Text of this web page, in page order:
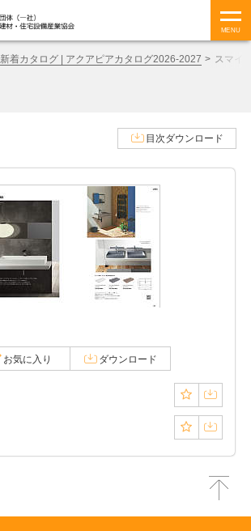
MENU
新着カタログ | アクアピアカタログ2026-2027 スマイ
目次ダウンロード
お気に入り ダウンロード